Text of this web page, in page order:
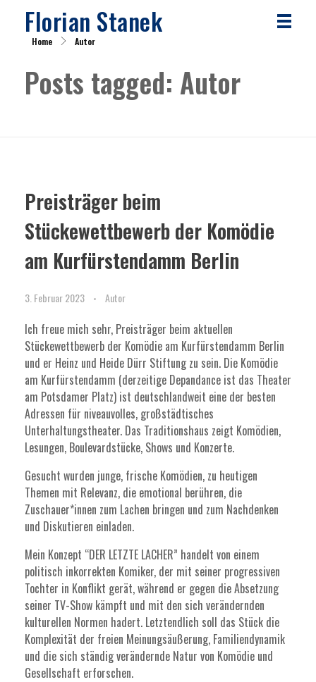
Florian Stanek
Home Autor
Posts tagged: Autor
Preisträger beim
Stückewettbewerb der Komödie
am Kurfürstendamm Berlin
3. Februar 2023 Autor
Ich freue mich sehr, Preisträger beim aktuellen
Stückewettbewerb der Komödie am Kurfürstendamm Berlin
und er Heinz und Heide Dürr Stiftung zu sein. Die Komödie
am Kurfürstendamm (derzeitige Depandance ist das Theater
am Potsdamer Platz) ist deutschlandweit eine der besten
Adressen für niveauvolles, großstädtisches
Unterhaltungstheater. Das Traditionshaus zeigt Komödien,
Lesungen, Boulevardstücke, Shows und Konzerte.
Gesucht wurden junge, frische Komödien, zu heutigen
Themen mit Relevanz, die emotional berühren, die
Zuschauer*innen zum Lachen bringen und zum Nachdenken
und Diskutieren einladen.
Mein Konzept “DER LETZTE LACHER” handelt von einem
politisch inkorrekten Komiker, der mit seiner progressiven
Tochter in Konflikt gerät, während er gegen die Absetzung
seiner TV-Show kämpft und mit den sich verändernden
kulturellen Normen hadert. Letztendlich soll das Stück die
Komplexität der freien Meinungsäußerung, Familiendynamik
und die sich ständig verändernde Natur von Komödie und
Gesellschaft erforschen.